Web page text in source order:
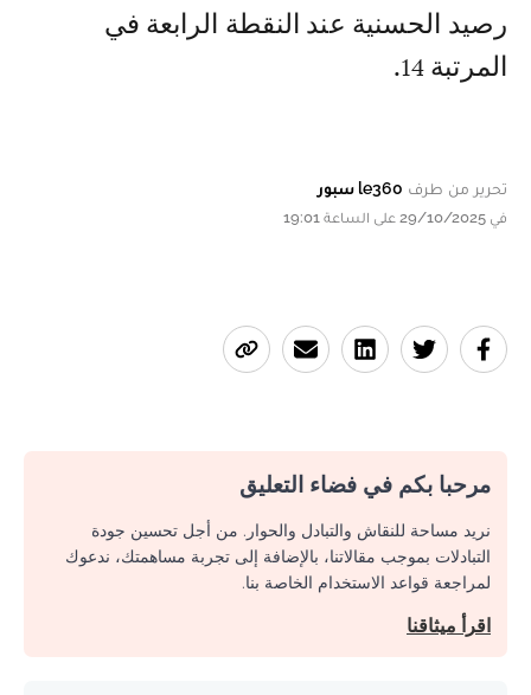
رصيد الحسنية عند النقطة الرابعة في
المرتبة 14.
تحرير من طرف le360 سبور
في 29/10/2025 على الساعة 19:01
مرحبا بكم في فضاء التعليق
نريد مساحة للنقاش والتبادل والحوار. من أجل تحسين جودة
التبادلات بموجب مقالاتنا، بالإضافة إلى تجربة مساهمتك، ندعوك
لمراجعة قواعد الاستخدام الخاصة بنا.
اقرأ ميثاقنا